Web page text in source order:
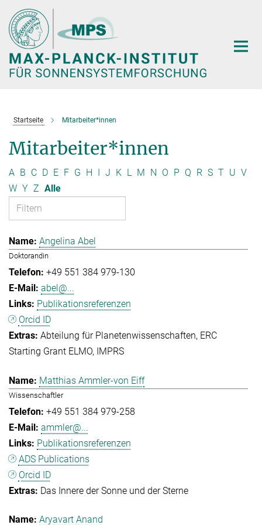
Hauptinhalt
Startseite Mitarbeiter*innen
Mitarbeiter*innen
A B C D E F G H I J K L M N O P Q R S T U V
W Y Z Alle
Angelina Abel
Doktorandin
+49 551 384 979-130
abel@...
Publikationsreferenzen
Orcid ID
Abteilung für Planetenwissenschaften ERC
Starting Grant ELMO
IMPRS
Matthias Ammler-von Eiff
Wissenschaftler
+49 551 384 979-258
ammler@...
Publikationsreferenzen
ADS Publications
Orcid ID
Das Innere der Sonne und der Sterne
Aryavart Anand